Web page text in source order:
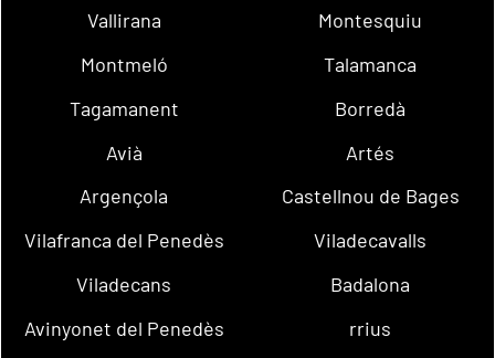
Vallirana
Montesquiu
Montmeló
Talamanca
Tagamanent
Borredà
Avià
Artés
Argençola
Castellnou de Bages
Vilafranca del Penedès
Viladecavalls
Viladecans
Badalona
Avinyonet del Penedès
rrius